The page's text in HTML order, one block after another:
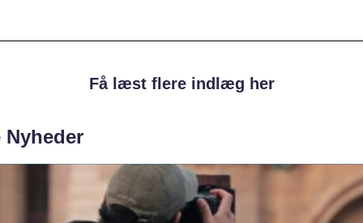
Få læst flere indlæg her
Nyheder